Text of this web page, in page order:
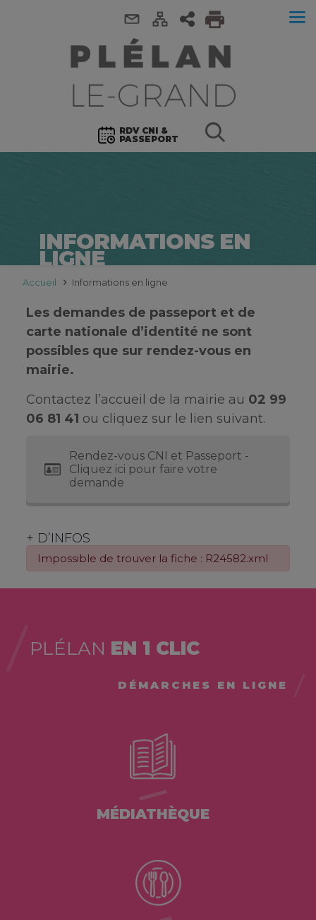
RDV CNI &
PASSEPORT
INFORMATIONS EN
LIGNE
Accueil Informations en ligne
Les demandes de passeport et de
carte nationale d’identité ne sont
possibles que sur rendez-vous en
mairie.
Contactez l’accueil de la mairie au 02 99
06 81 41 ou cliquez sur le lien suivant.
Rendez-vous CNI et Passeport -
Cliquez ici pour faire votre
demande
+ D’INFOS
Impossible de trouver la fiche : R24582.xml
PLÉLAN EN 1 CLIC
DÉMARCHES EN LIGNE
MÉDIATHÈQUE